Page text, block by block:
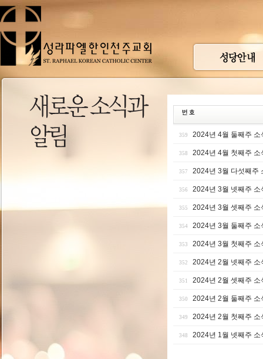
359 2024년 4월 둘째주 소
358 2024년 4월 첫째주 소
357 2024년 3월 다섯째주
356 2024년 3월 넷째주 소
355 2024년 3월 셋째주 소
354 2024년 3월 둘째주 소
353 2024년 3월 첫째주 소
352 2024년 2월 넷째주 소
351 2024년 2월 셋째주 소
350 2024년 2월 둘째주 소
349 2024년 2월 첫째주 소
348 2024년 1월 넷째주 소